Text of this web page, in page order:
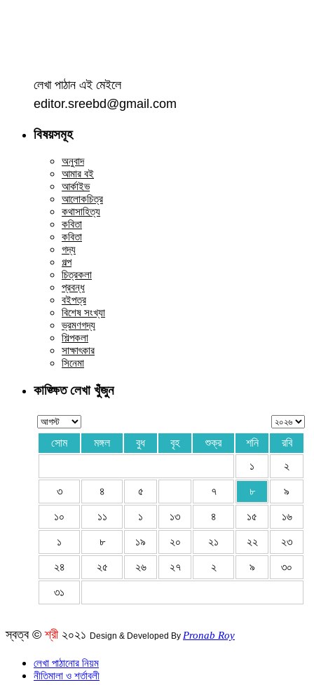
লেখা পাঠান এই মেইলে
editor.sreebd@gmail.com
বিষয়সমূহ
অনুবাদ
আমার বই
আর্কাইভ
আলোকচিত্র
কথাসাহিত্য
কবিতা
কবিতা
গদ্য
গল্প
চিত্রকলা
প্রবন্ধ
বইপত্র
বিশেষ সংখ্যা
ভ্রমণগদ্য
শিল্পকলা
সাক্ষাৎকার
সিনেমা
কাঙ্ক্ষিত লেখা খুঁজুন
সোম মঙ্গল বুধ বৃহ শুক্র শনি
রবি
১
২
৩ ৪ ৫ ৭ ৮ ৯
১০ ১১ ১ ১৩ ৪ ১৫ ১৬
১ ৮ ১৯ ২০ ২১ ২২ ২৩
২৪ ২৫ ২৬ ২৭ ২ ৯ ৩০
৩১
স্বত্ব ©শ্রী ২০২১ Design & Developed By Pronab Roy
লেখা পাঠানোর নিয়ম
নীতিমালা ও শর্তাবলী